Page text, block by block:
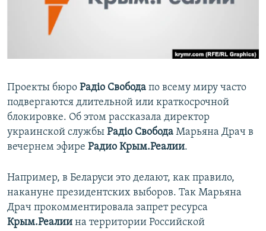
ПОБЕДИТЕЛЕЙ НЕ СУДЯТ?
КРЫМ.НЕПОКОРЕННЫЙ
ПРИСОЕДИНЯЙТЕСЬ!
Все сайты RFE/RL
Проекты бюро Радіо Свобода по всему миру часто
подвергаются длительной или краткосрочной
блокировке. Об этом рассказала директор
украинской службы Радіо Свобода Марьяна Драч в
вечернем эфире Радио Крым.Реалии.
Например, в Беларуси это делают, как правило,
накануне президентских выборов. Так Марьяна
Драч прокомментировала запрет ресурса
Крым.Реалии на территории Российской